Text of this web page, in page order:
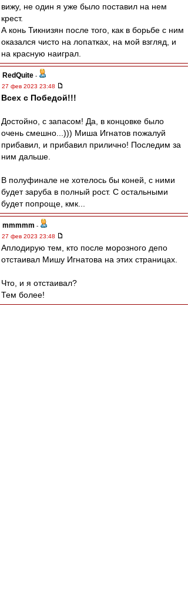
вижу, не один я уже было поставил на нем
крест.
А конь Тикнизян после того, как в борьбе с ним
оказался чисто на лопатках, на мой взгляд, и
на красную наиграл.
RedQuite -
27 фев 2023 23:48
Всех с Победой!!!
Достойно, с запасом! Да, в концовке было
очень смешно...))) Миша Игнатов пожалуй
прибавил, и прибавил прилично! Последим за
ним дальше.
В полуфинале не хотелось бы коней, с ними
будет заруба в полный рост. С остальными
будет попроще, кмк...
mmmmm -
27 фев 2023 23:48
Аплодирую тем, кто после морозного депо
отстаивал Мишу Игнатова на этих страницах.
Что, и я отстаивал?
Тем более!